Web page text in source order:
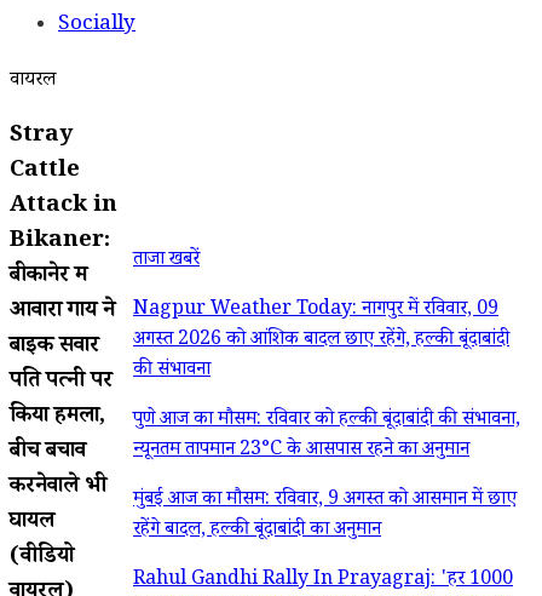
Socially
वायरल
Stray
Cattle
Attack in
Bikaner:
बीकानेर में
आवारा गाय ने
बाइक सवार
पति पत्नी पर
किया हमला,
बीच बचाव
करनेवाले भी
घायल
(वीडियो
ताजा खबरें
Nagpur Weather Today: नागपुर में रविवार, 09
अगस्त 2026 को आंशिक बादल छाए रहेंगे, हल्की बूंदाबांदी
की संभावना
पुणे आज का मौसम: रविवार को हल्की बूंदाबांदी की संभावना,
न्यूनतम तापमान 23°C के आसपास रहने का अनुमान
मुंबई आज का मौसम: रविवार, 9 अगस्त को आसमान में छाए
रहेंगे बादल, हल्की बूंदाबांदी का अनुमान
Rahul Gandhi Rally In Prayagraj: 'हर 1000